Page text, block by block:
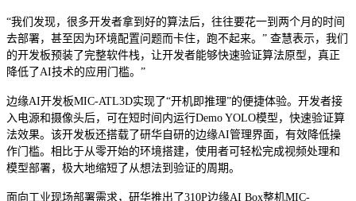
“我们发现，很多开发者拿到好的算法后，往往要花一到两个月的时间
去部署，甚至因为环境配置问题而卡住，跑不起来。” 查慧表示，我们
的开发板预装了完整软件栈，让开发者能够快速验证算法原型，真正
降低了AI技术的应用门槛。”
边缘AI开发板MIC-ATL3D实现了“开机即推理”的便捷体验。开发者接
入电源和摄像头后，可在短时间内运行Demo YOLO模型，快速验证算
法效果。该开发板还搭载了研华自研的边缘AI管理界面，有效降低操
作门槛。相比于从零开始的环境搭建，使用者可轻松完成视频处理和
模型部署，极大地缩短了从想法到验证的周期。
面向工业现场部署需求，研华推出了310P边缘AI Box整机MIC-